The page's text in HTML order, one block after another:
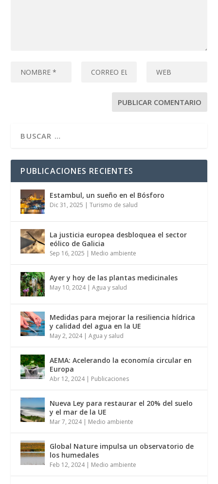
PUBLICACIONES RECIENTES
Estambul, un sueño en el Bósforo
Dic 31, 2025 |Turismo de salud
La justicia europea desbloquea el sector
eólico de Galicia
Sep 16, 2025 | Medio ambiente
Ayer y hoy de las plantas medicinales
May 10, 2024|Agua y salud
Medidas para mejorar la resiliencia hídrica
y calidad del agua en la UE
May 2, 2024|Agua y salud
AEMA: Acelerando la economía circular en
Europa
Abr 12, 2024| Publicaciones
Nueva Ley para restaurar el 20% del suelo
y el mar de la UE
Mar 7, 2024| Medio ambiente
Global Nature impulsa un observatorio de
los humedales
Feb 12, 2024| Medio ambiente